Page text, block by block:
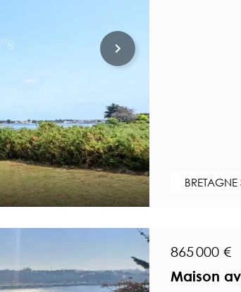
BRETAGNE
865 000 €
Maison